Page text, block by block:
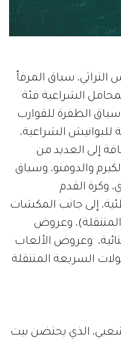
سباق المرفأ
الشراعية فئة
سباق الظفرة للقوارب
للبوانيش الشراعية،
إلى العديد من
والدومنو، وسباق
وكرة القدم
إلى جانب المكشات
وعروض
وعروض الألعاب
السريعة المتنقلة
الذي يحتضن بيت